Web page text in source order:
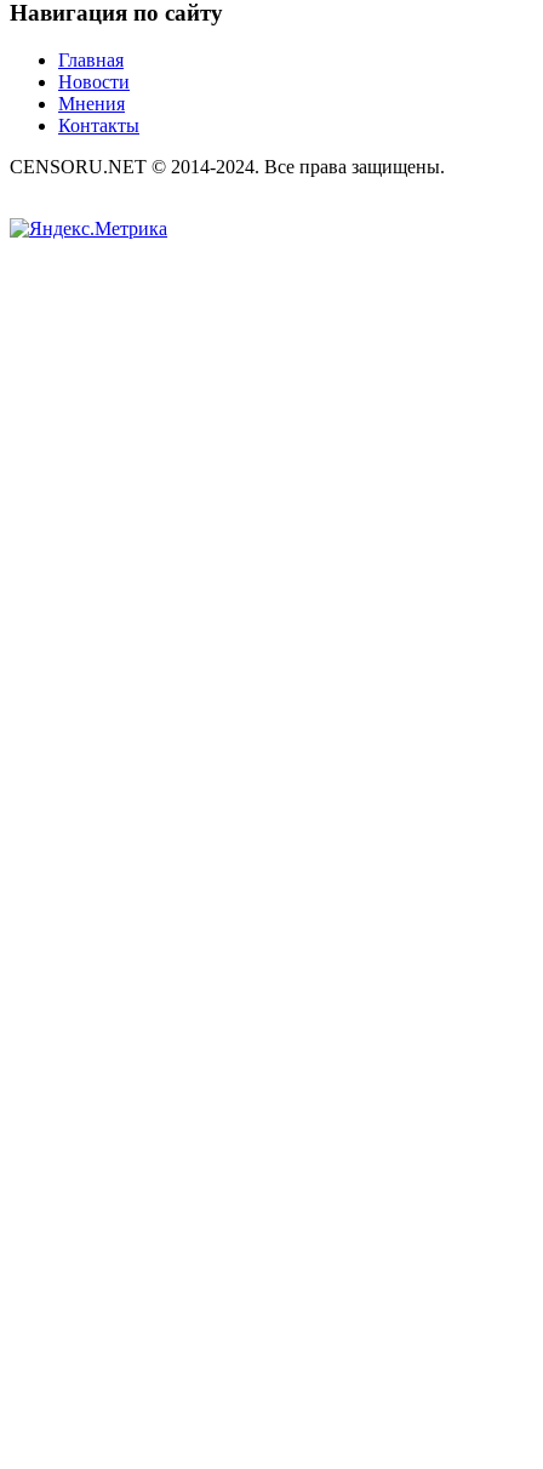
Навигация по сайту
Главная
Новости
Мнения
Контакты
CENSORU.NET © 2014-2024. Все права защищены.